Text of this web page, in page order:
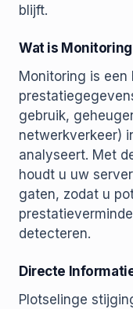
blijft.
Wat is
Monitoring is
gebruik,
netwerkverkeer)
analyseert. Met
houdt u uw
gaten, zodat u
detecteren.
Directe
Plotselinge